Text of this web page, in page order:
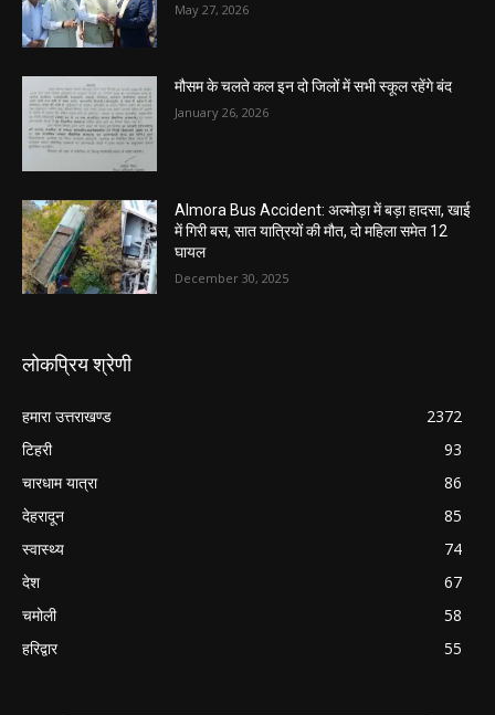
May 27, 2026
मौसम के चलते कल इन दो जिलों में सभी स्कूल रहेंगे बंद
January 26, 2026
Almora Bus Accident: अल्मोड़ा में बड़ा हादसा, खाई
में गिरी बस, सात यात्रियों की मौत, दो महिला समेत 12
घायल
December 30, 2025
लोकप्रिय श्रेणी
हमारा उत्तराखण्ड
2372
टिहरी
93
चारधाम यात्रा
86
देहरादून
85
स्वास्थ्य
74
देश
67
चमोली
58
हरिद्वार
55